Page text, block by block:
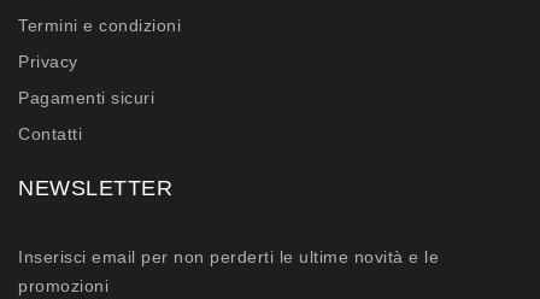
Termini e condizioni
Privacy
Pagamenti sicuri
Contatti
NEWSLETTER
Inserisci email per non perderti le ultime novità e le
promozioni